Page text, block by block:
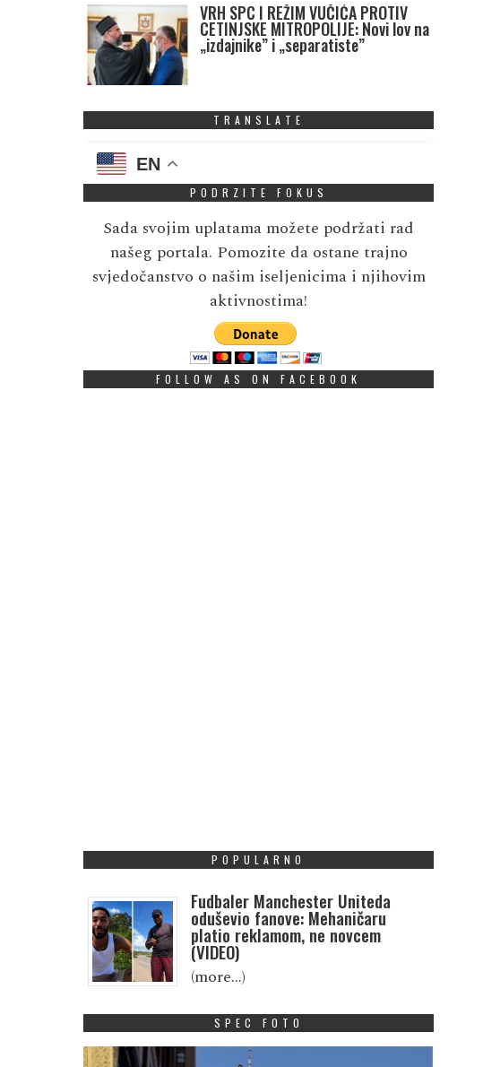
VRH SPC I REŽIM VUČIĆA PROTIV
CETINJSKE MITROPOLIJE: Novi lov na
„izdajnike” i „separatiste”
TRANSLATE
EN
PODRZITE FOKUS
Sada svojim uplatama možete podržati rad
našeg portala. Pomozite da ostane trajno
svjedočanstvo o našim iseljenicima i njihovim
aktivnostima!
FOLLOW AS ON FACEBOOK
POPULARNO
Fudbaler Manchester Uniteda
oduševio fanove: Mehaničaru
platio reklamom, ne novcem
(VIDEO)
(more…)
SPEC FOTO